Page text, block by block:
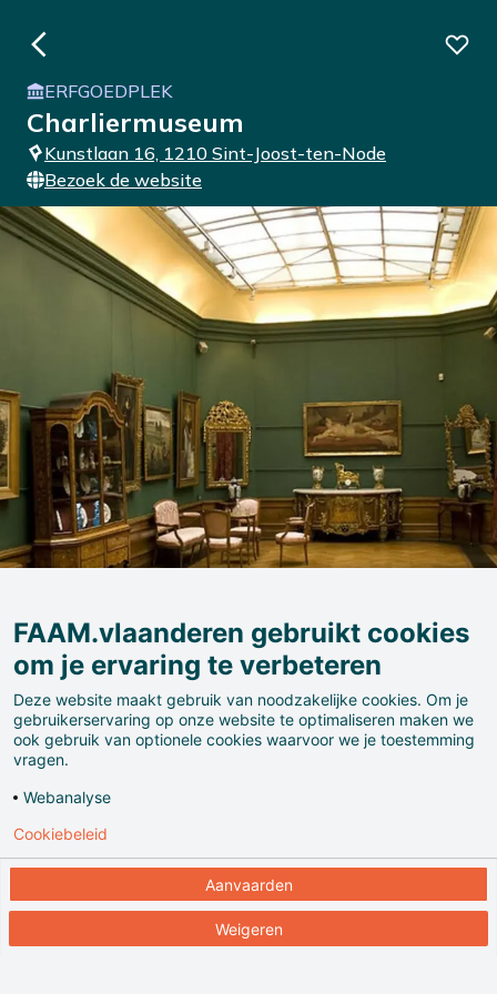
ERFGOEDPLEK
Charliermuseum
Kunstlaan 16, 1210 Sint-Joost-ten-Node
Bezoek de website
In dit huismuseum waren enkele grote geesten rond:
het huis was eigendom van mecenas en verzamelaar
Henri Van Cutsem, het werd verbouwd door Victor
Horta, en in 1904 erfde beeldhouwer Guillaume
Charlier het. Je kan er in een rijkelijk versierd decor
genieten van de Belgische schilderkunst van het
einde van de negentiende eeuw en van de
vernieuwende bewegingen rond de eeuwwisseling.
FAAM.vlaanderen gebruikt cookies
om je ervaring te verbeteren
Deze website maakt gebruik van noodzakelijke cookies. Om je
gebruikerservaring op onze website te optimaliseren maken we
ook gebruik van optionele cookies waarvoor we je toestemming
vragen.
Webanalyse
Aanvaarden
Weigeren
Cookiebeleid